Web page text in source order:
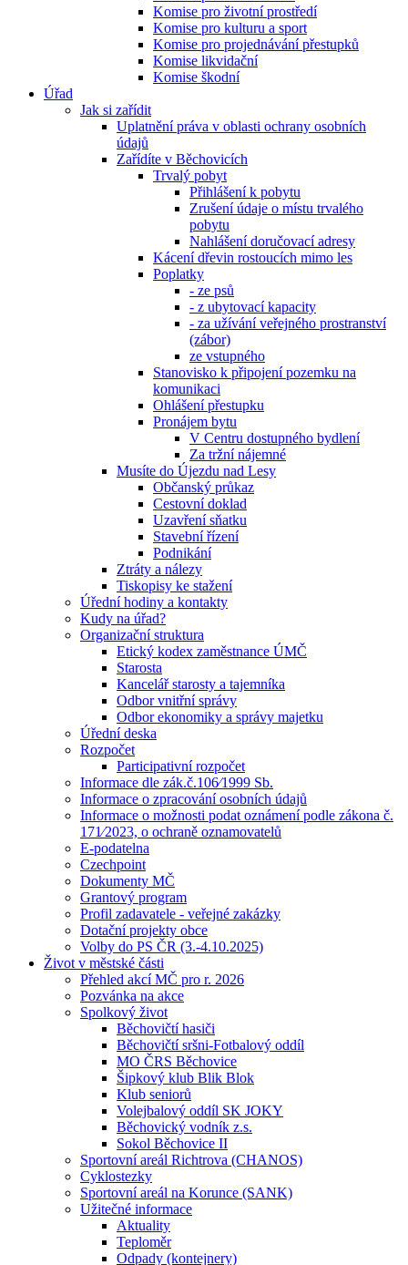
Komise pro životní prostředí
Komise pro kulturu a sport
Komise pro projednávání přestupků
Komise likvidační
Komise škodní
Úřad
Jak si zařídit
Uplatnění práva v oblasti ochrany osobních
údajů
Zařídíte v Běchovicích
Trvalý pobyt
Přihlášení k pobytu
Zrušení údaje o místu trvalého
pobytu
Nahlášení doručovací adresy
Kácení dřevin rostoucích mimo les
Poplatky
- ze psů
- z ubytovací kapacity
- za užívání veřejného prostranství
(zábor)
ze vstupného
Stanovisko k připojení pozemku na
komunikaci
Ohlášení přestupku
Pronájem bytu
V Centru dostupného bydlení
Za tržní nájemné
Musíte do Újezdu nad Lesy
Občanský průkaz
Cestovní doklad
Uzavření sňatku
Stavební řízení
Podnikání
Ztráty a nálezy
Tiskopisy ke stažení
Úřední hodiny a kontakty
Kudy na úřad?
Organizační struktura
Etický kodex zaměstnance ÚMČ
Starosta
Kancelář starosty a tajemníka
Odbor vnitřní správy
Odbor ekonomiky a správy majetku
Úřední deska
Rozpočet
Participativní rozpočet
Informace dle zák.č.106⁄1999 Sb.
Informace o zpracování osobních údajů
Informace o možnosti podat oznámení podle zákona č.
171⁄2023, o ochraně oznamovatelů
E-podatelna
Czechpoint
Dokumenty MČ
Grantový program
Profil zadavatele - veřejné zakázky
Dotační projekty obce
Volby do PS ČR (3.-4.10.2025)
Život v městské části
Přehled akcí MČ pro r. 2026
Pozvánka na akce
Spolkový život
Běchovičtí hasiči
Běchovičtí sršni-Fotbalový oddíl
MO ČRS Běchovice
Šipkový klub Blik Blok
Klub seniorů
Volejbalový oddíl SK JOKY
Běchovický vodník z.s.
Sokol Běchovice II
Sportovní areál Richtrova (CHANOS)
Cyklostezky
Sportovní areál na Korunce (SANK)
Užitečné informace
Aktuality
Teploměr
Odpady (kontejnery)